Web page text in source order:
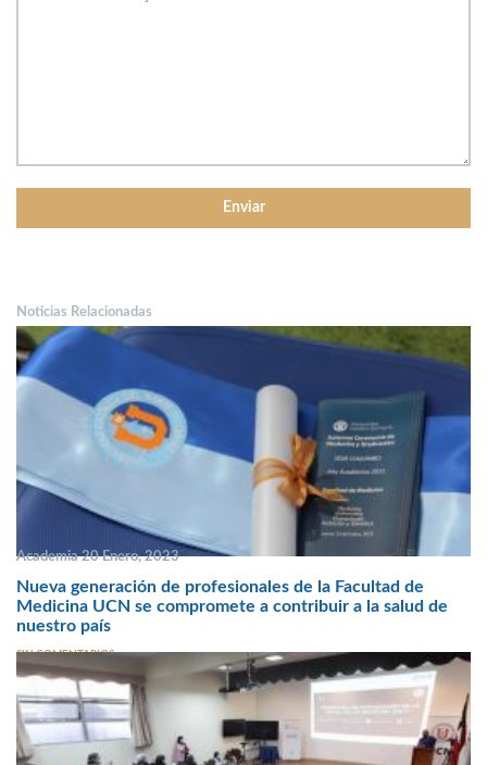
Noticias Relacionadas
Academia 20 Enero, 2023
Nueva generación de profesionales de la Facultad de
Medicina UCN se compromete a contribuir a la salud de
nuestro país
SIN COMENTARIOS